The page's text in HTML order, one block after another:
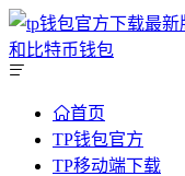
首页
TP钱包官方
TP移动端下载